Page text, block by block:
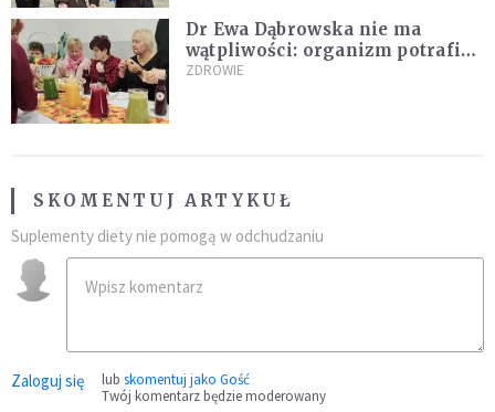
Dr Ewa Dąbrowska nie ma
wątpliwości: organizm potrafi
leczyć się sam
ZDROWIE
SKOMENTUJ ARTYKUŁ
Suplementy diety nie pomogą w odchudzaniu
Zaloguj się lub skomentuj jako Gość
Twój komentarz będzie moderowany